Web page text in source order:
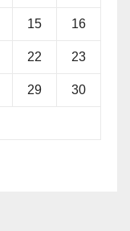
15 16
22 23
29 30